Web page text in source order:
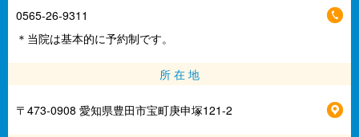
0565-26-9311
＊当院は基本的に予約制です。
所 在 地
〒473-0908 愛知県豊田市宝町庚申塚121-2